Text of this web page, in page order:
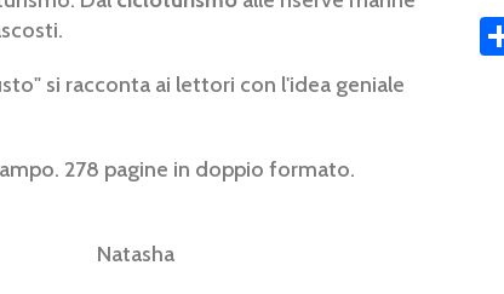
si racconta ai lettori con l'idea geniale
278 pagine in doppio formato.